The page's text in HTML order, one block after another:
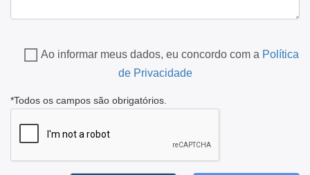
Ao informar meus dados, eu concordo com a Política
de Privacidade
*Todos os campos são obrigatórios.